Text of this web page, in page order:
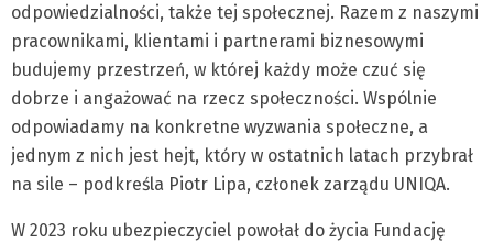
odpowiedzialności, także tej społecznej. Razem z naszymi
pracownikami, klientami i partnerami biznesowymi
budujemy przestrzeń, w której każdy może czuć się
dobrze i angażować na rzecz społeczności. Wspólnie
odpowiadamy na konkretne wyzwania społeczne, a
jednym z nich jest hejt, który w ostatnich latach przybrał
na sile – podkreśla Piotr Lipa, członek zarządu UNIQA.
W 2023 roku ubezpieczyciel powołał do życia Fundację